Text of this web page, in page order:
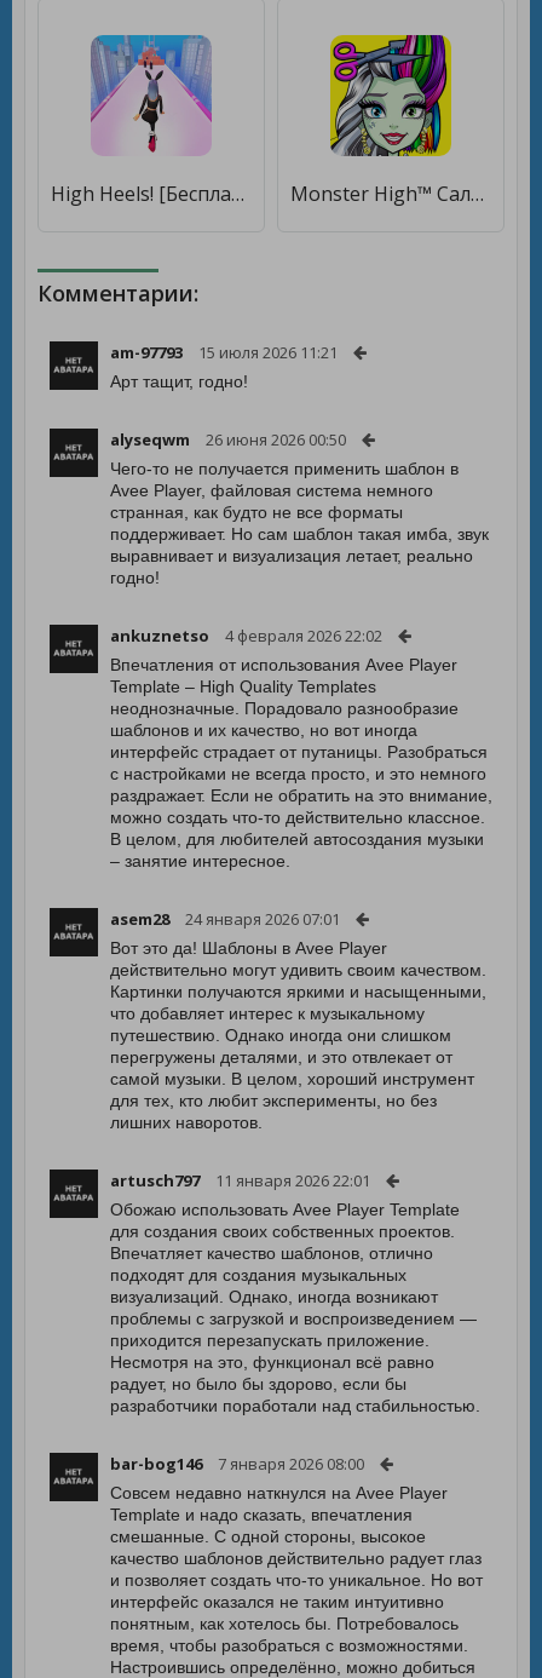
High Heels! [Бесплатные покупки] Monster High™ Салон красоты [Мод меню]
Комментарии:
am-97793 15 июля 2026 11:21
Арт тащит, годно!
alyseqwm 26 июня 2026 00:50
Чего-то не получается применить шаблон в
Avee Player, файловая система немного
странная, как будто не все форматы
поддерживает. Но сам шаблон такая имба, звук
выравнивает и визуализация летает, реально
годно!
ankuznetso 4 февраля 2026 22:02
Впечатления от использования Avee Player
Template – High Quality Templates
неоднозначные. Порадовало разнообразие
шаблонов и их качество, но вот иногда
интерфейс страдает от путаницы. Разобраться
с настройками не всегда просто, и это немного
раздражает. Если не обратить на это внимание,
можно создать что-то действительно классное.
В целом, для любителей автосоздания музыки
– занятие интересное.
asem28 24 января 2026 07:01
Вот это да! Шаблоны в Avee Player
действительно могут удивить своим качеством.
Картинки получаются яркими и насыщенными,
что добавляет интерес к музыкальному
путешествию. Однако иногда они слишком
перегружены деталями, и это отвлекает от
самой музыки. В целом, хороший инструмент
для тех, кто любит эксперименты, но без
лишних наворотов.
artusch797 11 января 2026 22:01
Обожаю использовать Avee Player Template
для создания своих собственных проектов.
Впечатляет качество шаблонов, отлично
подходят для создания музыкальных
визуализаций. Однако, иногда возникают
проблемы с загрузкой и воспроизведением —
приходится перезапускать приложение.
Несмотря на это, функционал всё равно
радует, но было бы здорово, если бы
разработчики поработали над стабильностью.
bar-bog146 7 января 2026 08:00
Совсем недавно наткнулся на Avee Player
Template и надо сказать, впечатления
смешанные. С одной стороны, высокое
качество шаблонов действительно радует глаз
и позволяет создать что-то уникальное. Но вот
интерфейс оказался не таким интуитивно
понятным, как хотелось бы. Потребовалось
время, чтобы разобраться с возможностями.
Настроившись определённо, можно добиться